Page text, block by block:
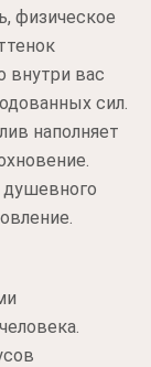
физическое
внутри вас
сил.
наполняет
душевного